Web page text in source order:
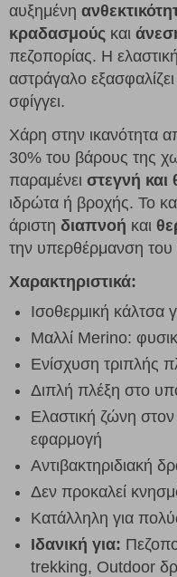
αυξημένη
κραδασμούς και
πεζοπορίας. Η
αστράγαλο
σφίγγει.
Χάρη στην ικανότητα
30% του βάρους της
παραμένει στεγνή και
ιδρώτα ή βροχής. Το
άριστη διαπνοή και
την υπερθέρμανση του
Χαρακτηριστικά:
Ισοθερμική κάλτσα
Μαλλί Merino:
Ενίσχυση τριπλής
Διπλή πλέξη στο
Ελαστική ζώνη
εφαρμογή
Αντιβακτηριδιακή
Δεν προκαλεί
Κατάλληλη για
Ιδανική για:
trekking, Outdoor